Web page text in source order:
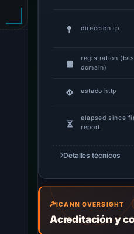
dirección ip
registration
domain)
estado http
elapsed since
report
Detalles técnicos
ICANN OVERSIGHT
Acreditación y